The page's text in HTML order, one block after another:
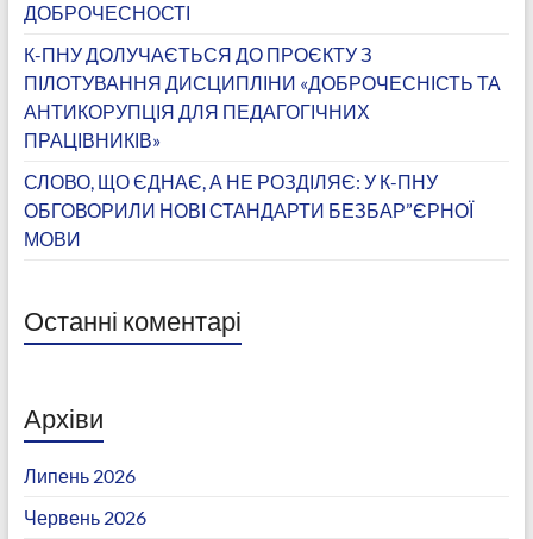
ДОБРОЧЕСНОСТІ
К-ПНУ ДОЛУЧАЄТЬСЯ ДО ПРОЄКТУ З
ПІЛОТУВАННЯ ДИСЦИПЛІНИ «ДОБРОЧЕСНІСТЬ ТА
АНТИКОРУПЦІЯ ДЛЯ ПЕДАГОГІЧНИХ
ПРАЦІВНИКІВ»
СЛОВО, ЩО ЄДНАЄ, А НЕ РОЗДІЛЯЄ: У К-ПНУ
ОБГОВОРИЛИ НОВІ СТАНДАРТИ БЕЗБАР”ЄРНОЇ
МОВИ
Останні коментарі
Архіви
Липень 2026
Червень 2026